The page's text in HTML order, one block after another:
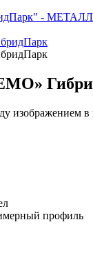
- МЕТАЛЛ
в
профиль